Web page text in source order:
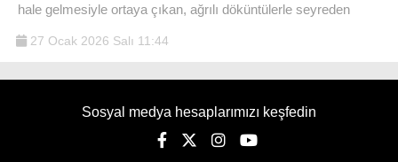
hale gelmesiyle ortaya çıkan, ağrılı döküntülerle seyreden
27 Ocak 2026 Salı 11:44
Sosyal medya hesaplarımızı keşfedin